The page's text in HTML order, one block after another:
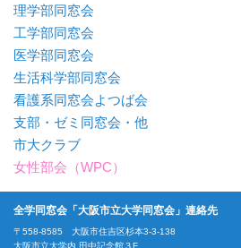
理学部同窓会
工学部同窓会
医学部同窓会
生活科学部同窓会
看護系同窓会よつば会
支部・ゼミ同窓会・他
市大クラブ
女性部会（WPC）
全学同窓会「大阪市立大学同窓会」連絡先
〒558-8585 大阪市住吉区杉本3-3-138
大阪市立大学内 田中記念館３F